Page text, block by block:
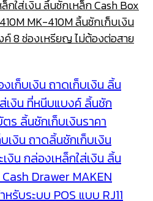
กใส่เงิน ลิ้นชักเหล็ก Cash Box
MK-410M ลิ้นชักเก็บเงิน
8 ช่องเหรียญ ไม่ต้องต่อสาย